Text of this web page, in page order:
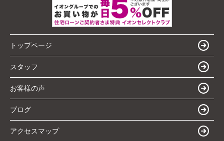
トップページ
スタッフ
お客様の声
ブログ
アクセスマップ